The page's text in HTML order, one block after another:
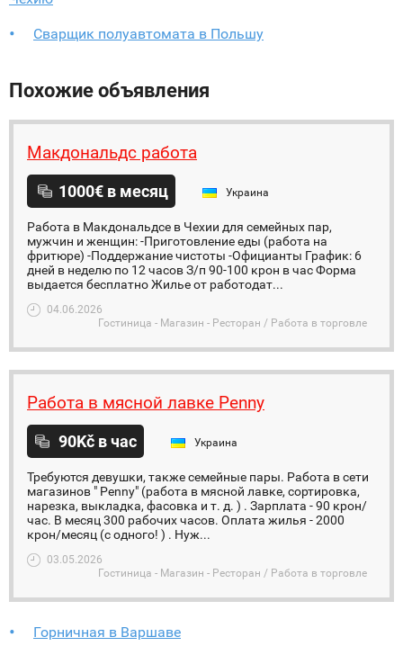
Сварщик полуавтомата в Польшу
Похожие объявления
Макдональдс работа
1000€ в месяц Украина
Работа в Макдональдсе в Чехии для семейных пар,
мужчин и женщин: -Приготовление еды (работа на
фритюре) -Поддержание чистоты -Официанты График: 6
дней в неделю по 12 часов З/п 90-100 крон в час Форма
выдается бесплатно Жилье от работодат...
04.06.2026
Гостиница - Магазин - Ресторан / Работа в торговле
Работа в мясной лавке Penny
90Kč в час Украина
Требуются девушки, также семейные пары. Работа в сети
магазинов " Penny" (работа в мясной лавке, сортировка,
нарезка, выкладка, фасовка и т. д. ) . Зарплата - 90 крон/
час. В месяц 300 рабочих часов. Оплата жилья - 2000
крон/месяц (с одного! ) . Нуж...
03.05.2026
Гостиница - Магазин - Ресторан / Работа в торговле
Горничная в Варшаве